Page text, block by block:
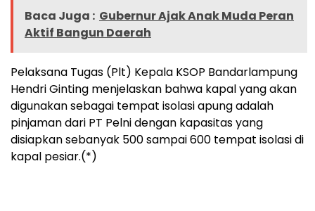
Baca Juga : Gubernur Ajak Anak Muda Peran
Aktif Bangun Daerah
Pelaksana Tugas (Plt) Kepala KSOP Bandarlampung
Hendri Ginting menjelaskan bahwa kapal yang akan
digunakan sebagai tempat isolasi apung adalah
pinjaman dari PT Pelni dengan kapasitas yang
disiapkan sebanyak 500 sampai 600 tempat isolasi di
kapal pesiar.(*)